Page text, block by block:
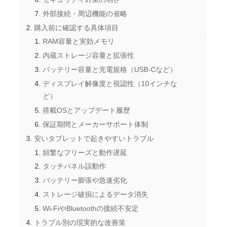
外部接続・周辺機能の省略
購入前に確認する具体項目
RAM容量と実効メモリ
内蔵ストレージ容量と拡張性
バッテリー容量と充電規格（USB-Cなど）
ディスプレイ解像度と視認性（10インチな
ど）
搭載OSとアップデート履歴
保証期間とメーカーサポート体制
安いタブレットで起きやすいトラブル
頻繁なフリーズと動作遅延
タッチパネル誤動作
バッテリー膨張や急速劣化
ストレージ破損によるデータ消失
Wi-FiやBluetoothの接続不安定
トラブル別の現実的な改善策